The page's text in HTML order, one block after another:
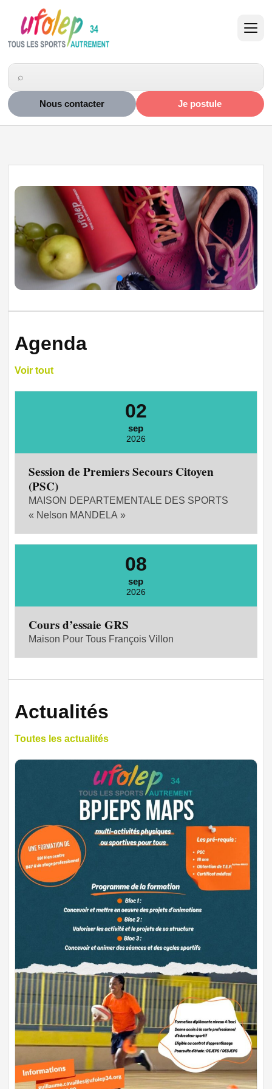
Nous contacter Je postule
Agenda
Voir tout
02
sep
2026
Session de Premiers Secours Citoyen
(PSC)
MAISON DEPARTEMENTALE DES SPORTS
« Nelson MANDELA »
08
sep
2026
Cours d’essaie GRS
Maison Pour Tous François Villon
Actualités
Toutes les actualités